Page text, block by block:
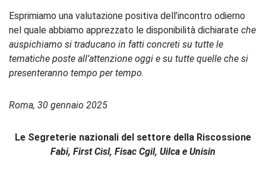
Esprimiamo una valutazione positiva dell’incontro odierno
nel quale abbiamo apprezzato le disponibilità dichiarate che
auspichiamo si traducano in fatti concreti su tutte le
tematiche poste all’attenzione oggi e su tutte quelle che si
presenteranno tempo per tempo.
Roma, 30 gennaio 2025
Le Segreterie nazionali del settore della Riscossione
Fabi, First Cisl, Fisac Cgil, Uilca e Unisin